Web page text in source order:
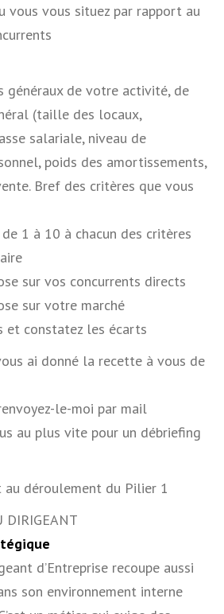
vous vous situez par rapport au
généraux de votre activité, de
(taille des locaux,
salariale, niveau de
poids des amortissements,
Bref des critères que vous
1 à 10 à chacun des critères
sur vos concurrents directs
sur votre marché
et constatez les écarts
ai donné la recette à vous de
le-moi par mail
au plus vite pour un débriefing
au déroulement du Pilier 1
DIRIGEANT
d’Entreprise recoupe aussi
son environnement interne